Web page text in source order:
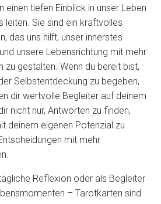
einen tiefen Einblick in unser Leben
leiten. Sie sind ein kraftvolles
das uns hilft, unser innerstes
unsere Lebensrichtung mit mehr
zu gestalten. Wenn du bereit bist,
Selbstentdeckung zu begeben,
dir wertvolle Begleiter auf deinem
nicht nur, Antworten zu finden,
deinem eigenen Potenzial zu
mit mehr
Reflexion oder als Begleiter
– Tarotkarten sind